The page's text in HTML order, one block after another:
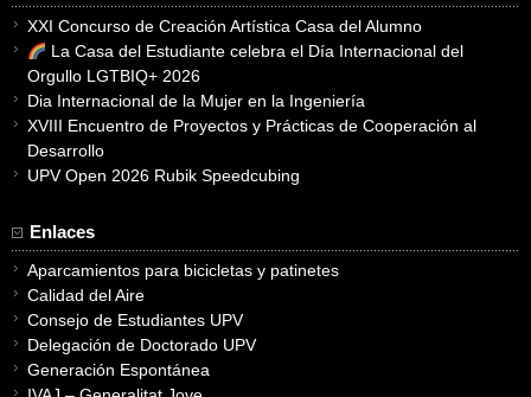
XXI Concurso de Creación Artística Casa del Alumno
La Casa del Estudiante celebra el Día Internacional del
Orgullo LGTBIQ+ 2026
Dia Internacional de la Mujer en la Ingeniería
XVIII Encuentro de Proyectos y Prácticas de Cooperación al
Desarrollo
UPV Open 2026 Rubik Speedcubing
Enlaces
Aparcamientos para bicicletas y patinetes
Calidad del Aire
Consejo de Estudiantes UPV
Delegación de Doctorado UPV
Generación Espontánea